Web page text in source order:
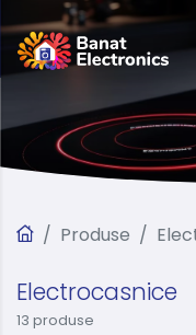
Produse
Electrocasnice
13 produse